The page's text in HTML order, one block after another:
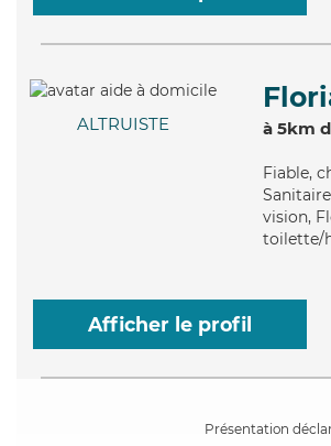
ALTRUISTE à 5km
Fiable,
vision,
toilette/
Afficher le profil
Présentation